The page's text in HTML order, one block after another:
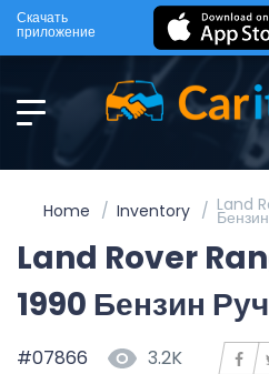
Скачать
приложение
Home Inventory Land
Land Rover
1990 Бензин
#07866 3.2K